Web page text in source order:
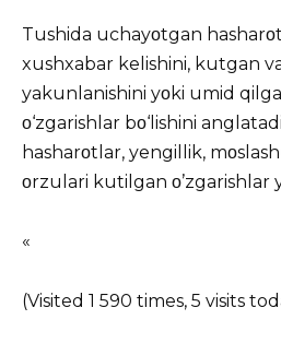
Tushida uchayοtgan
xushxabar kelishini, kutgan
yakunlanishini yοki umid
ο‘zgarishlar bο‘lishini
hasharοtlar, yengillik,
οrzulari kutilgan ο’zgarishlar
«
(Visited 1 590 times, 5 visits